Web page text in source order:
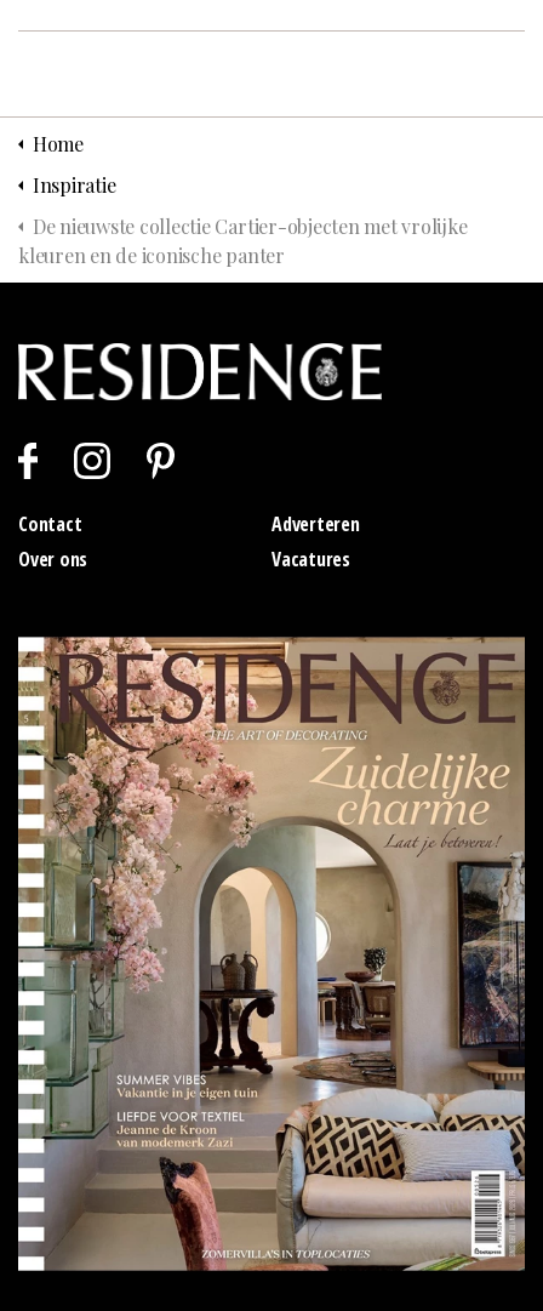
Home
Inspiratie
De nieuwste collectie Cartier-objecten met vrolijke
kleuren en de iconische panter
Contact
Adverteren
Over ons
Vacatures